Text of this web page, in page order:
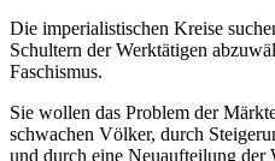
Die imperialistischen Kreise
Schultern der Werktätigen
Faschismus.
Sie wollen das Problem der
schwachen Völker, durch
und durch eine Neuaufteilung der